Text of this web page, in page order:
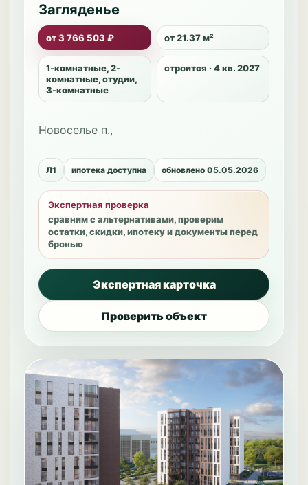
Загляденье
от 3 766 503 ₽ от 21.37 м²
1-комнатные, 2-
комнатные, студии,
3-комнатные
строится · 4 кв. 2027
Новоселье п.,
Л1 ипотека доступна обновлено 05.05.2026
Экспертная проверка
сравним с альтернативами, проверим
остатки, скидки, ипотеку и документы перед
бронью
Экспертная карточка
Проверить объект